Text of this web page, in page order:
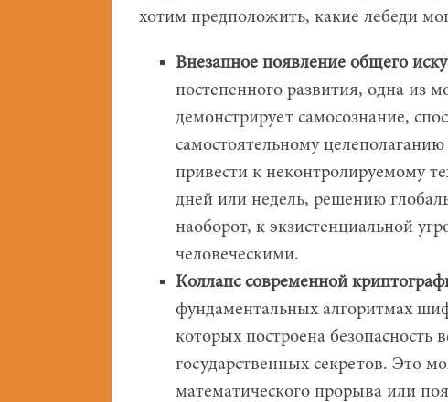
хотим предположить, какие лебеди
Внезапное появление общего
постепенного развития, одна из
демонстрирует самосознание,
самостоятельному
привести к неконтролируемому
дней или недель, решению
наоборот, к экзистенциальной
человеческими.
Коллапс современной
фундаментальных алгоритмах
которых построена безопасность
государственных секретов. Это
математического прорыва или